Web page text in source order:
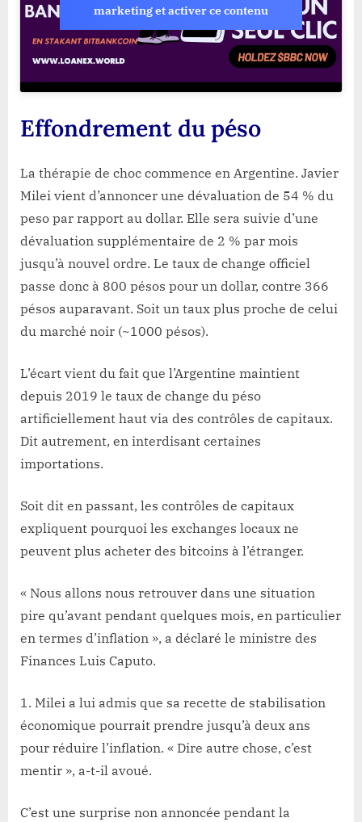
marketing et activer ce contenu
Effondrement du péso
La thérapie de choc commence en Argentine. Javier
Milei vient d’annoncer une dévaluation de 54 % du
peso par rapport au dollar. Elle sera suivie d’une
dévaluation supplémentaire de 2 % par mois
jusqu’à nouvel ordre. Le taux de change officiel
passe donc à 800 pésos pour un dollar, contre 366
pésos auparavant. Soit un taux plus proche de celui
du marché noir (~1000 pésos).
L’écart vient du fait que l’Argentine maintient
depuis 2019 le taux de change du péso
artificiellement haut via des contrôles de capitaux.
Dit autrement, en interdisant certaines
importations.
Soit dit en passant, les contrôles de capitaux
expliquent pourquoi les exchanges locaux ne
peuvent plus acheter des bitcoins à l’étranger.
« Nous allons nous retrouver dans une situation
pire qu’avant pendant quelques mois, en particulier
en termes d’inflation », a déclaré le ministre des
Finances Luis Caputo.
Milei a lui admis que sa recette de stabilisation
économique pourrait prendre jusqu’à deux ans
pour réduire l’inflation. « Dire autre chose, c’est
mentir », a-t-il avoué.
C’est une surprise non annoncée pendant la